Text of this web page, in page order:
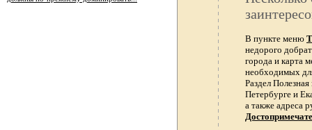
В пункте меню
недорого
города и карта
необходимых
Раздел
Петербурге и
а также адреса